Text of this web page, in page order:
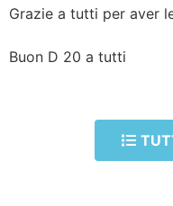
Grazie a tutti per aver
Buon D 20 a tutti